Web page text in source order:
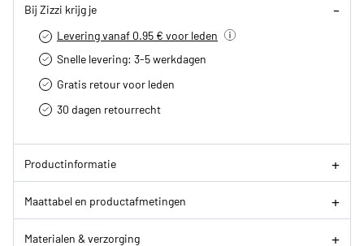
Bij Zizzi krijg je
Levering vanaf 0.95 € voor leden
Snelle levering: 3-5 werkdagen
Gratis retour voor leden
30 dagen retourrecht­
Productinformatie
Maattabel en productafmetingen
Materialen & verzorging